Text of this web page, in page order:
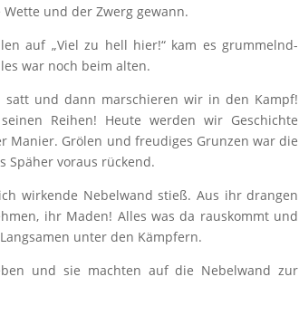
und der Zwerg gewann.
auf „Viel zu hell hier!“ kam es grummelnd-
war noch beim alten.
satt und dann marschieren wir in den Kampf!
Reihen! Heute werden wir Geschichte
Manier. Grölen und freudiges Grunzen war die
Späher voraus rückend.
wirkende Nebelwand stieß. Aus ihr drangen
ihr Maden! Alles was da rauskommt und
unter den Kämpfern.
und sie machten auf die Nebelwand zur